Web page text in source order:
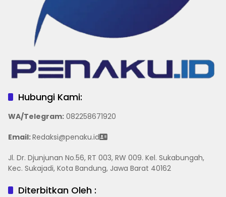
Hubungi Kami:
WA/Telegram: 082258671920
Email:Redaksi@penaku.id
Jl. Dr. Djunjunan No.56, RT 003, RW 009. Kel. Sukabungah,
Kec. Sukajadi, Kota Bandung, Jawa Barat 40162
Diterbitkan Oleh :